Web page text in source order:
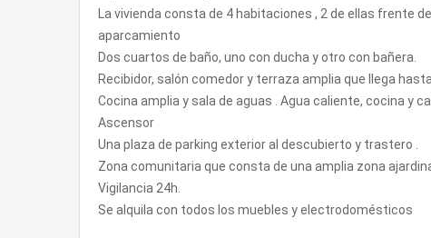
La vivienda consta de 4 habitaciones , 2 de ellas frente
aparcamiento
Dos cuartos de baño, uno con ducha y otro con bañera.
Recibidor, salón comedor y terraza amplia que llega
Cocina amplia y sala de aguas . Agua caliente, cocina y
Ascensor
Una plaza de parking exterior al descubierto y trastero .
Zona comunitaria que consta de una amplia zona
Vigilancia 24h.
Se alquila con todos los muebles y electrodomésticos